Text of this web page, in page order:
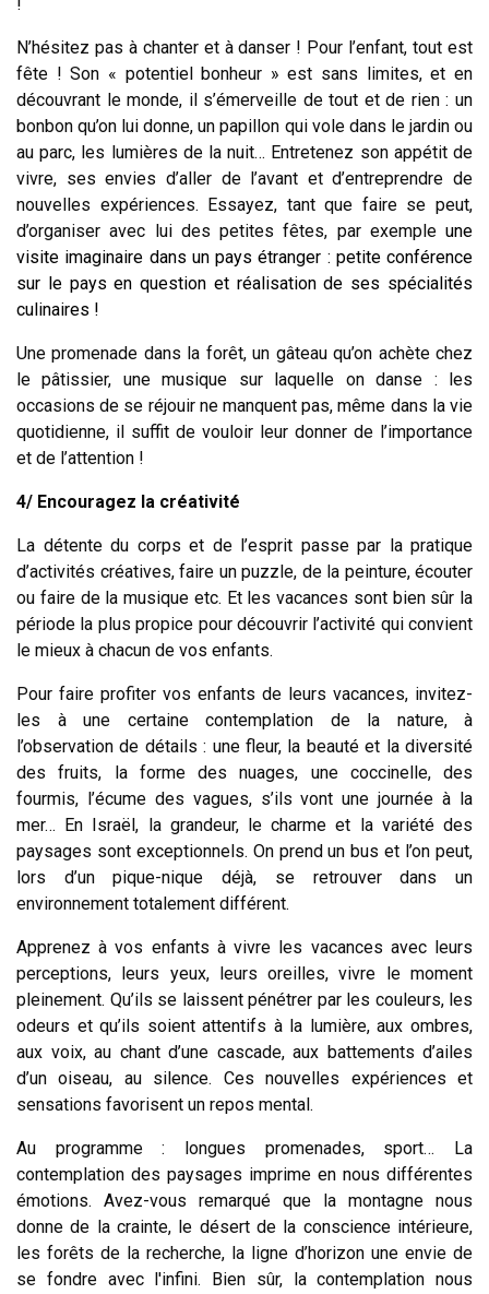
!
N’hésitez pas à chanter et à danser ! Pour l’enfant, tout est
fête ! Son « potentiel bonheur » est sans limites, et en
découvrant le monde, il s’émerveille de tout et de rien : un
bonbon qu’on lui donne, un papillon qui vole dans le jardin ou
au parc, les lumières de la nuit… Entretenez son appétit de
vivre, ses envies d’aller de l’avant et d’entreprendre de
nouvelles expériences. Essayez, tant que faire se peut,
d’organiser avec lui des petites fêtes, par exemple une
visite imaginaire dans un pays étranger : petite conférence
sur le pays en question et réalisation de ses spécialités
culinaires !
Une promenade dans la forêt, un gâteau qu’on achète chez
le pâtissier, une musique sur laquelle on danse : les
occasions de se réjouir ne manquent pas, même dans la vie
quotidienne, il suffit de vouloir leur donner de l’importance
et de l’attention !
4/ Encouragez la créativité
La détente du corps et de l’esprit passe par la pratique
d’activités créatives, faire un puzzle, de la peinture, écouter
ou faire de la musique etc. Et les vacances sont bien sûr la
période la plus propice pour découvrir l’activité qui convient
le mieux à chacun de vos enfants.
Pour faire profiter vos enfants de leurs vacances, invitez-
les à une certaine contemplation de la nature, à
l’observation de détails : une fleur, la beauté et la diversité
des fruits, la forme des nuages, une coccinelle, des
fourmis, l’écume des vagues, s’ils vont une journée à la
mer… En Israël, la grandeur, le charme et la variété des
paysages sont exceptionnels. On prend un bus et l’on peut,
lors d’un pique-nique déjà, se retrouver dans un
environnement totalement différent.
Apprenez à vos enfants à vivre les vacances avec leurs
perceptions, leurs yeux, leurs oreilles, vivre le moment
pleinement. Qu’ils se laissent pénétrer par les couleurs, les
odeurs et qu’ils soient attentifs à la lumière, aux ombres,
aux voix, au chant d’une cascade, aux battements d’ailes
d’un oiseau, au silence. Ces nouvelles expériences et
sensations favorisent un repos mental.
Au programme : longues promenades, sport… La
contemplation des paysages imprime en nous différentes
émotions. Avez-vous remarqué que la montagne nous
donne de la crainte, le désert de la conscience intérieure,
les forêts de la recherche, la ligne d’horizon une envie de
se fondre avec l'infini. Bien sûr, la contemplation nous